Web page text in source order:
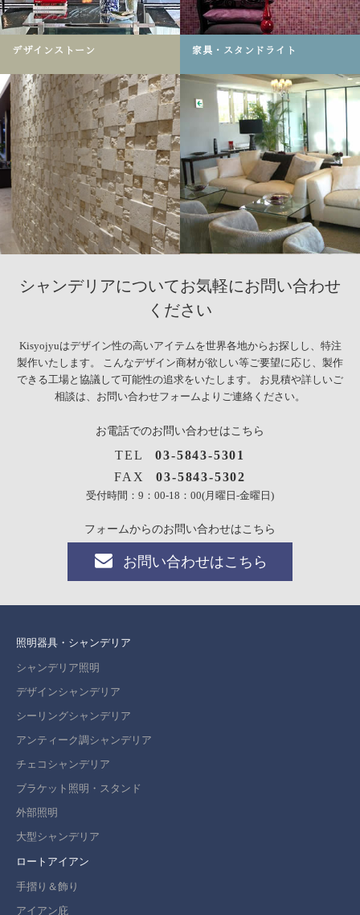
デザインストーン 家具・スタンドライト
シャンデリアについてお気軽にお問い合わせ
ください
Kisyojyuはデザイン性の高いアイテムを世界各地からお探しし、特注
製作いたします。
こんなデザイン商材が欲しい等ご要望に応じ、 製作
できる工場と協議して可能性の追求をいたします。
お見積や詳しいご
相談は、お問い合わせフォームよりご連絡ください。
お電話でのお問い合わせはこちら
TEL
03-5843-5301
FAX
03-5843-5302
受付時間：9：00-18：00(月曜日-金曜日)
フォームからのお問い合わせはこちら
お問い合わせはこちら
照明器具・シャンデリア
シャンデリア照明
デザインシャンデリア
シーリングシャンデリア
アンティーク調シャンデリア
チェコシャンデリア
ブラケット照明・スタンド
外部照明
大型シャンデリア
ロートアイアン
手摺り＆飾り
アイアン庇